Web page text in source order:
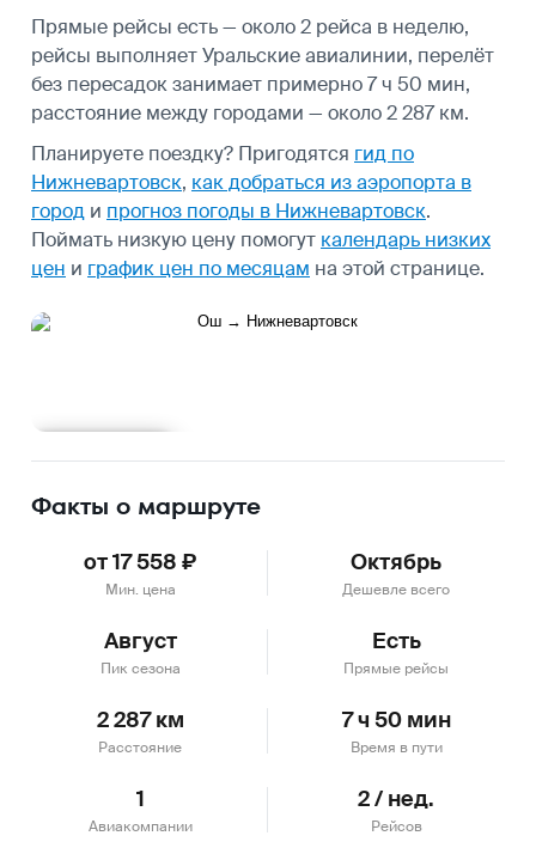
Прямые рейсы есть — около 2 рейса в неделю,
рейсы выполняет Уральские авиалинии, перелёт
без пересадок занимает примерно 7 ч 50 мин,
расстояние между городами — около 2 287 км.
Планируете поездку? Пригодятся гид по
Нижневартовск, как добраться из аэропорта в
город и прогноз погоды в Нижневартовск.
Поймать низкую цену помогут календарь низких
цен и график цен по месяцам на этой странице.
Факты о маршруте
от 17 558 ₽
Мин. цена
Октябрь
Дешевле всего
Август
Пик сезона
Есть
Прямые рейсы
2 287 км
Расстояние
7 ч 50 мин
Время в пути
1
Авиакомпании
2 / нед.
Рейсов